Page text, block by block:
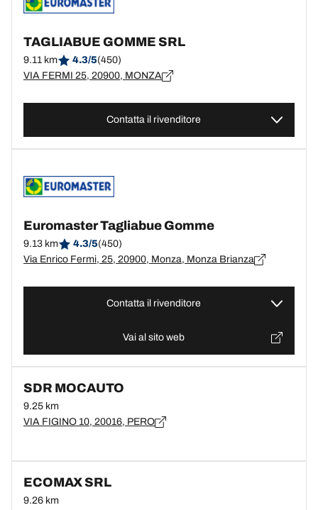
TAGLIABUE GOMME SRL
9.11 km 4.3/5(450)
VIA FERMI 25, 20900, MONZA
Contatta il rivenditore
Euromaster Tagliabue Gomme
9.13 km 4.3/5(450)
Via Enrico Fermi, 25, 20900, Monza, Monza Brianza
Contatta il rivenditore
Vai al sito web
SDR MOCAUTO
9.25 km
VIA FIGINO 10, 20016, PERO
ECOMAX SRL
9.26 km